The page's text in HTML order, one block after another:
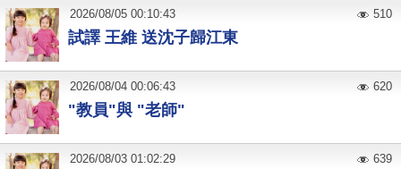
試譯 王維 送沈子歸江東
2026/08/05 00:10:43 510
"教員"與 "老師"
2026/08/04 00:06:43 620
2026/08/03 01:02:29 639